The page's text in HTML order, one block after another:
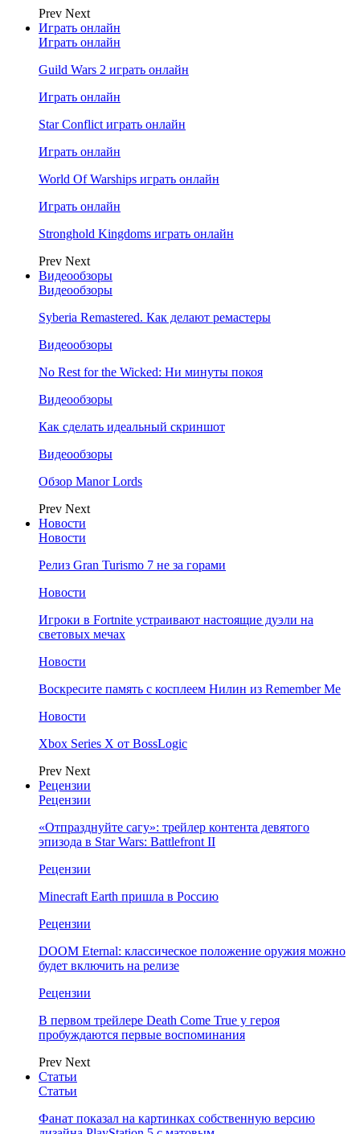
Prev Next
Играть онлайн
Играть онлайн
Guild Wars 2 играть онлайн
Играть онлайн
Star Conflict играть онлайн
Играть онлайн
World Of Warships играть онлайн
Играть онлайн
Stronghold Kingdoms играть онлайн
Prev Next
Видеообзоры
Видеообзоры
Syberia Remastered. Как делают ремастеры
Видеообзоры
No Rest for the Wicked: Ни минуты покоя
Видеообзоры
Как сделать идеальный скриншот
Видеообзоры
Обзор Manor Lords
Prev Next
Новости
Новости
Релиз Gran Turismo 7 не за горами
Новости
Игроки в Fortnite устраивают настоящие дуэли на
световых мечах
Новости
Воскресите память с косплеем Нилин из Remember Me
Новости
Xbox Series X от BossLogic
Prev Next
Рецензии
Рецензии
«Отпразднуйте сагу»: трейлер контента девятого
эпизода в Star Wars: Battlefront II
Рецензии
Minecraft Earth пришла в Россию
Рецензии
DOOM Eternal: классическое положение оружия можно
будет включить на релизе
Рецензии
В первом трейлере Death Come True у героя
пробуждаются первые воспоминания
Prev Next
Статьи
Статьи
Фанат показал на картинках собственную версию